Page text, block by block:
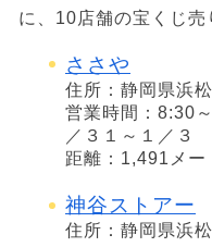
に、10店舗の宝くじ売
ささや
住所：静岡県浜
営業時間：8:30
／３１～１／３
距離：1,491メー
神谷ストアー
住所：静岡県浜